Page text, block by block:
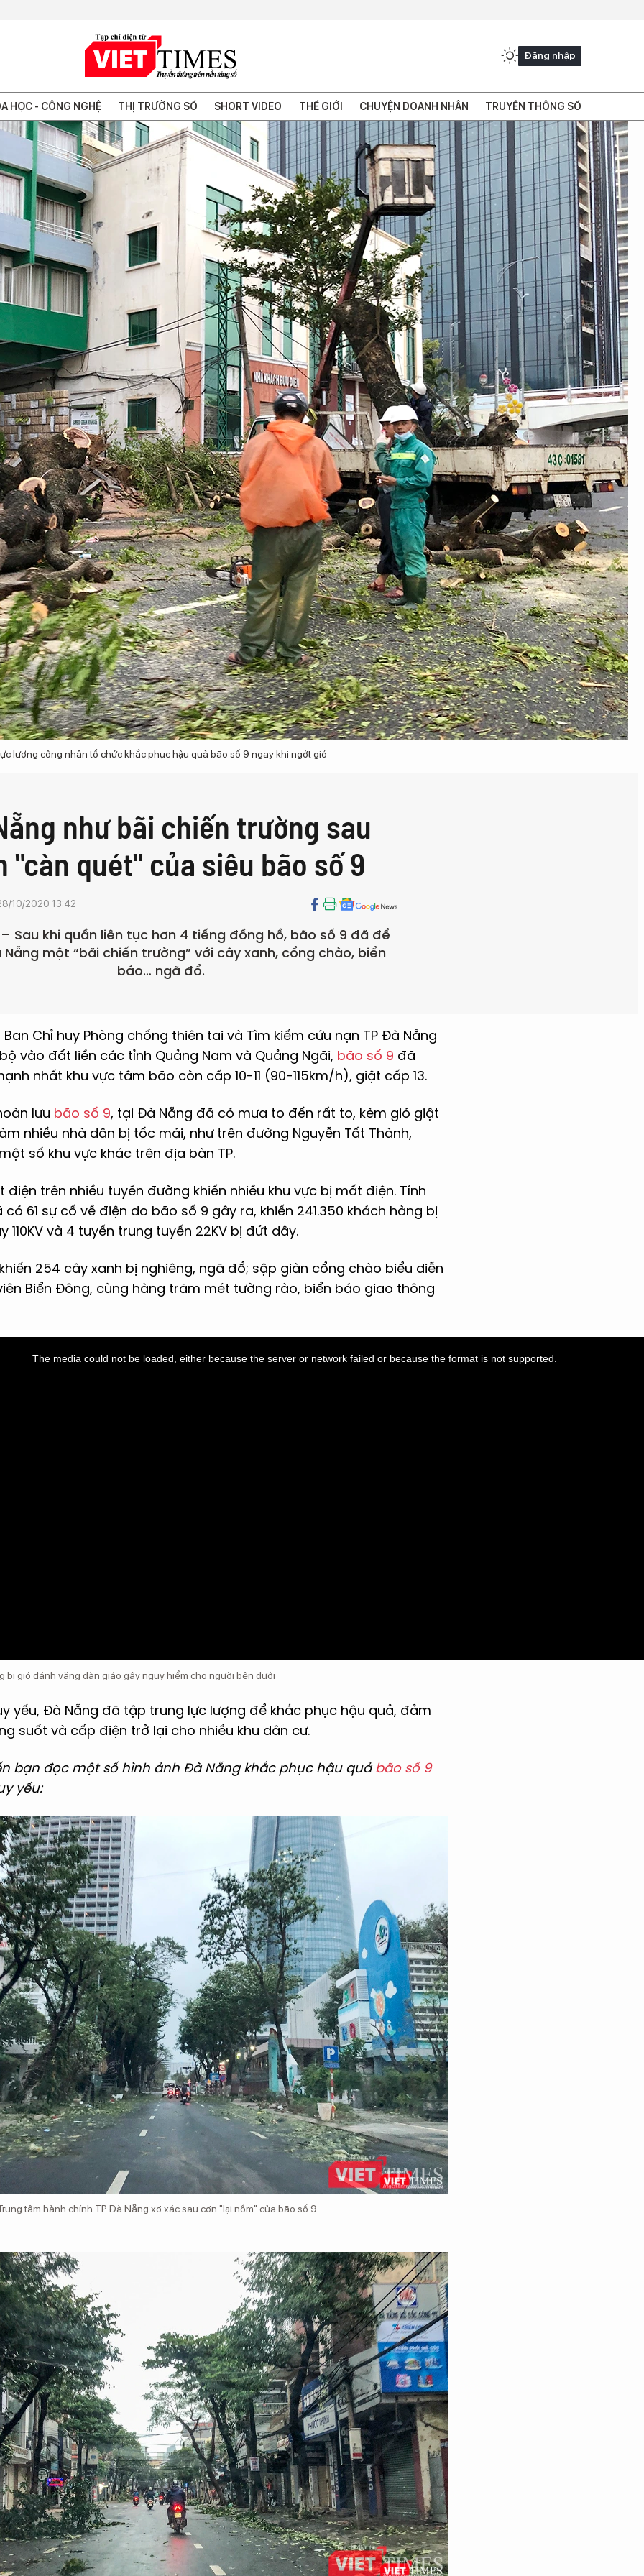
Đăng nhập
HỌC - CÔNG NGHỆ THỊ TRƯỜNG SỐ SHORT VIDEO THẾ GIỚI CHUYỆN DOANH NHÂN TRUYỀN THÔNG SỐ
lượng công nhân tổ chức khắc phục hậu quả bão số 9 ngay khi ngớt gió
như bãi chiến trường sau
"càn quét" của siêu bão số 9
10/2020 13:42
Sau khi quần liên tục hơn 4 tiếng đồng hồ, bão số 9 đã để
một “bãi chiến trường” với cây xanh, cổng chào, biển
báo… ngã đổ.
Ban Chỉ huy Phòng chống thiên tai và Tìm kiếm cứu nạn TP Đà Nẵng
vào đất liền các tỉnh Quảng Nam và Quảng Ngãi, bão số 9 đã
nhất khu vực tâm bão còn cấp 10-11 (90-115km/h), giật cấp 13.
lưu bão số 9, tại Đà Nẵng đã có mưa to đến rất to, kèm gió giật
nhiều nhà dân bị tốc mái, như trên đường Nguyễn Tất Thành,
số khu vực khác trên địa bàn TP.
trên nhiều tuyến đường khiến nhiều khu vực bị mất điện. Tính
61 sự cố về điện do bão số 9 gây ra, khiến 241.350 khách hàng bị
và 4 tuyến trung tuyến 22KV bị đứt dây.
254 cây xanh bị nghiêng, ngã đổ; sập giàn cổng chào biểu diễn
Biển Đông, cùng hàng trăm mét tường rào, biển báo giao thông
The media could not be loaded, either because the server or network failed or because the format is not supported.
bị gió đánh văng dàn giáo gây nguy hiểm cho người bên dưới
yếu, Đà Nẵng đã tập trung lực lượng để khắc phục hậu quả, đảm
suốt và cấp điện trở lại cho nhiều khu dân cư.
bạn đọc một số hình ảnh Đà Nẵng khắc phục hậu quảbão số 9
yếu:
tâm hành chính TP Đà Nẵng xơ xác sau cơn "lại nồm" của bão số 9